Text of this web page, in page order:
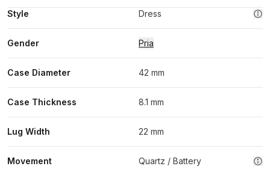
Style Dress
Gender Pria
Case Diameter 42 mm
Case Thickness 8.1 mm
Lug Width 22 mm
Movement Quartz / Battery